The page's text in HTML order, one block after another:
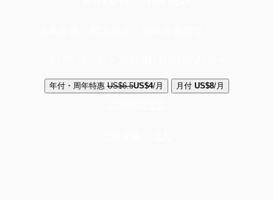
年付・周年特惠 US$6.5US$4/月 月付 US$8/月